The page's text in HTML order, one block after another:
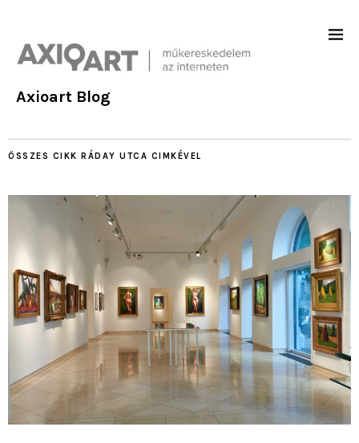
Axioart Blog
ÖSSZES CIKK RÁDAY UTCA CIMKÉVEL